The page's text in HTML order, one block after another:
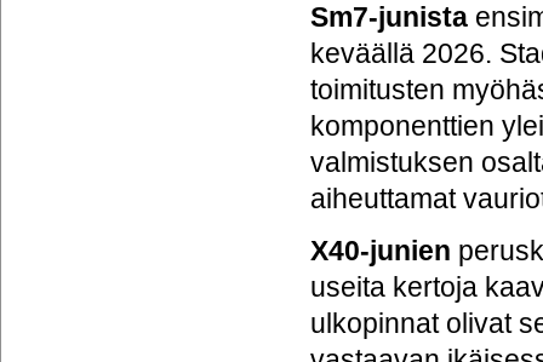
Sm7-junista
keväällä 2026.
toimitusten
komponenttien
valmistuksen
aiheuttamat
X40-junien
useita kertoja
ulkopinnat olivat